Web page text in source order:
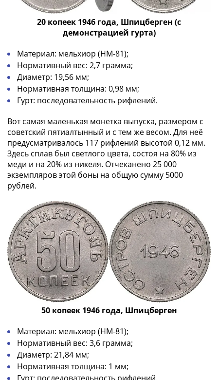
Монеты
Океания
Азия
Америка
Африка
Европа
страны
Смешанные
лоты
Антика
средневековье
Древний
Рим
Византия
Золотая
Орда
Крымское
ханство
Посполитая
Римская
империя
Другие
Банкноты
20 копеек 1946 года, Шпицберген (с
демонстрацией гурта)
Материал: мельхиор (НМ-81);
Нормативный вес: 2,7 грамма;
Диаметр: 19,56 мм;
Нормативная толщина: 0,98 мм;
Гурт: последовательность рифлений.
Вот самая маленькая монетка выпуска, размером с
советский пятиалтынный и с тем же весом. Для неё
предусматривалось 117 рифлений высотой 0,12 мм.
Здесь сплав был светлого цвета, состоя на 80% из
меди и на 20% из никеля. Отчеканено 25 000
экземпляров этой боны на общую сумму 5000
рублей.
50 копеек 1946 года, Шпицберген
Материал: мельхиор (НМ-81);
Нормативный вес: 3,6 грамма;
Диаметр: 21,84 мм;
Нормативная толщина: 1 мм;